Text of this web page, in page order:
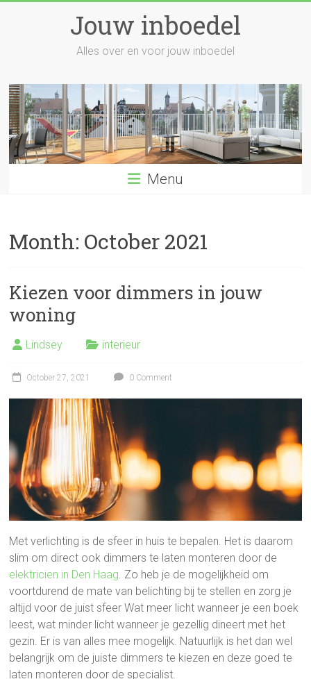
Jouw inboedel
Alles over en voor jouw inboedel
Menu
Month: October 2021
Kiezen voor dimmers in jouw
woning
Lindsey interieur
October 27, 2021 0 Comment
Met verlichting is de sfeer in huis te bepalen. Het is daarom
slim om direct ook dimmers te laten monteren door de
elektricien in Den Haag . Zo heb je de mogelijkheid om
voortdurend de mate van belichting bij te stellen en zorg je
altijd voor de juist sfeer Wat meer licht wanneer je een boek
leest, wat minder licht wanneer je gezellig dineert met het
gezin. Er is van alles mee mogelijk. Natuurlijk is het dan wel
belangrijk om de juiste dimmers te kiezen en deze goed te
laten monteren door de specialist.